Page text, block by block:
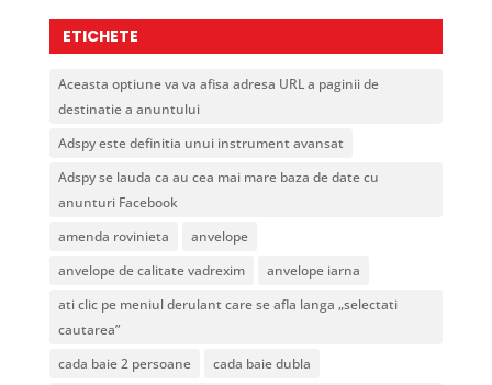
RMN?
ETICHETE
Aceasta optiune va va afisa adresa URL a paginii de
destinatie a anuntului
Adspy este definitia unui instrument avansat
Adspy se lauda ca au cea mai mare baza de date cu
anunturi Facebook
amenda rovinieta
anvelope
anvelope de calitate vadrexim
anvelope iarna
ati clic pe meniul derulant care se afla langa „selectati
cautarea”
cada baie 2 persoane
cada baie dubla